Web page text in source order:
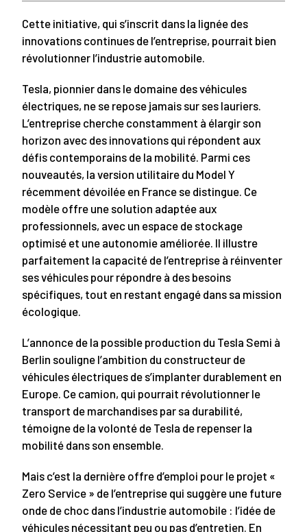
Cette initiative, qui s’inscrit dans la lignée des
innovations continues de l’entreprise, pourrait bien
révolutionner l’industrie automobile.
Tesla, pionnier dans le domaine des véhicules
électriques, ne se repose jamais sur ses lauriers.
L’entreprise cherche constamment à élargir son
horizon avec des innovations qui répondent aux
défis contemporains de la mobilité. Parmi ces
nouveautés, la version utilitaire du Model Y
récemment dévoilée en France se distingue. Ce
modèle offre une solution adaptée aux
professionnels, avec un espace de stockage
optimisé et une autonomie améliorée. Il illustre
parfaitement la capacité de l’entreprise à réinventer
ses véhicules pour répondre à des besoins
spécifiques, tout en restant engagé dans sa mission
écologique.
L’annonce de la possible production du Tesla Semi à
Berlin souligne l’ambition du constructeur de
véhicules électriques de s’implanter durablement en
Europe. Ce camion, qui pourrait révolutionner le
transport de marchandises par sa durabilité,
témoigne de la volonté de Tesla de repenser la
mobilité dans son ensemble.
Mais c’est la dernière offre d’emploi pour le projet «
Zero Service » de l’entreprise qui suggère une future
onde de choc dans l’industrie automobile : l’idée de
véhicules nécessitant peu ou pas d’entretien. En